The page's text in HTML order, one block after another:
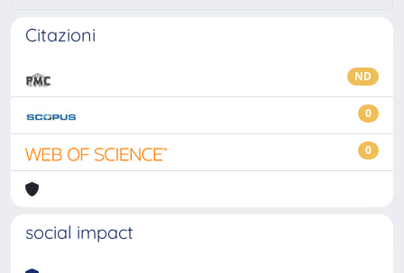
Citazioni
ND
0
0
social impact